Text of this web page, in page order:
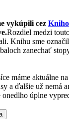
vykúpili cez
Rozdiel medzi
Knihu sme
zanechať
máme aktuálne
a ďalšie už nemá
onedlho úplne